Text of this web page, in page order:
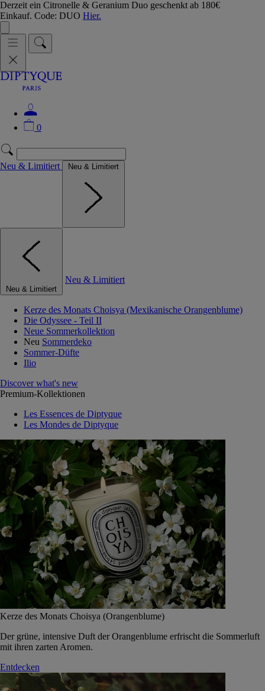
Derzeit ein Citronelle & Geranium Duo geschenkt ab 180€
Einkauf. Code: DUO Hier.
0
Neu & Limitiert Neu & Limitiert
Neu & Limitiert
Neu & Limitiert
Kerze des Monats Choisya (Mexikanische Orangenblume)
Die Odyssee - Teil II
Neue Sommerkollektion
Neu Sommerdeko
Sommer-Düfte
Ilio
Discover what's new
Premium-Kollektionen
Les Essences de Diptyque
Les Mondes de Diptyque
Kerze des Monats Choisya (Orangenblume)
Der grüne, intensive Duft der Orangenblume erfrischt die Sommerluft
mit ihren zarten Aromen.
Entdecken